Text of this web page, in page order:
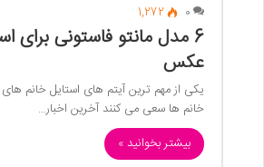
0
1,272
6 مدل مانتو فاستونی برای
عکس
یکی از مهم ترین آیتم های استایل خانم
خانم ها سعی می کنند آخرین اخبار…
بیشتر بخوانید »